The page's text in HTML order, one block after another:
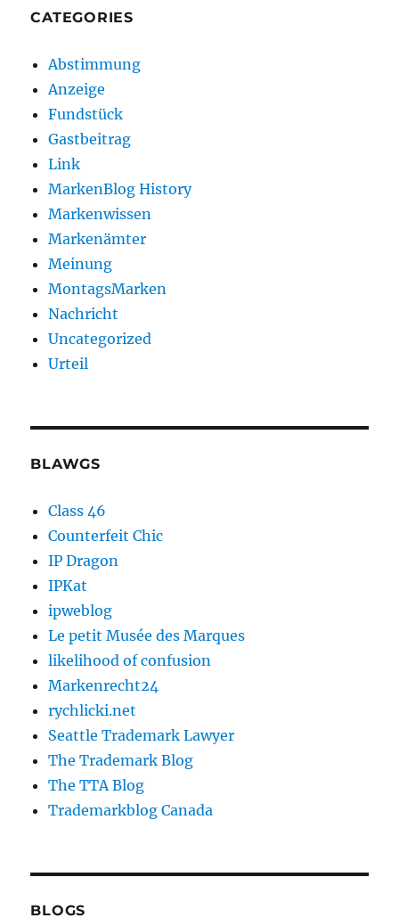
CATEGORIES
Abstimmung
Anzeige
Fundstück
Gastbeitrag
Link
MarkenBlog History
Markenwissen
Markenämter
Meinung
MontagsMarken
Nachricht
Uncategorized
Urteil
BLAWGS
Class 46
Counterfeit Chic
IP Dragon
IPKat
ipweblog
Le petit Musée des Marques
likelihood of confusion
Markenrecht24
rychlicki.net
Seattle Trademark Lawyer
The Trademark Blog
The TTA Blog
Trademarkblog Canada
BLOGS